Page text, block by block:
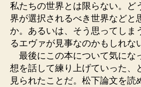
私たちの世界とは限らない。ど
界が選択されるべき世界などと
か。あるいは、そう思ってしま
るエヴァが見事なのかもしれな
最後にこの本について気にな
想を話して練り上げていった、
見られたことだ。松下論文を読